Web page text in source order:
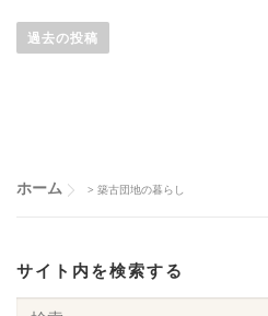
稿
シ
過去の投稿
ホーム > 築古団地の暮らし
サイト内を検索する